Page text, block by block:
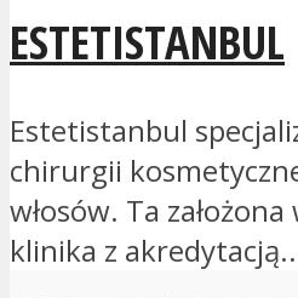
ESTETISTANBUL
Estetistanbul
chirurgii
włosów. Ta
klinika z